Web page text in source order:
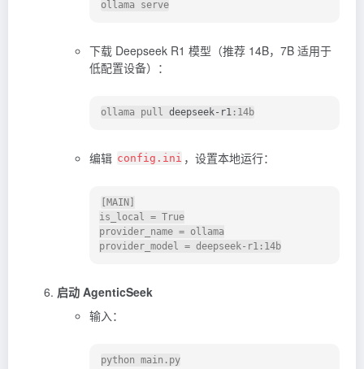
下载 Deepseek R1 模型（推荐 14B，7B 适用于
低配置设备）：
ollama pull deepseek-r1
编辑 config.ini ，设置本地运行：
[MAIN]
is_local = True
provider_name = ollama
启动 AgenticSeek
输入：